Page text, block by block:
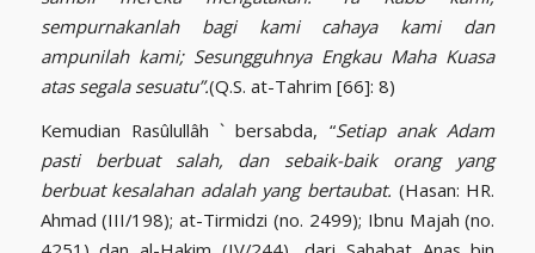
sempurnakanlah bagi kami cahaya kami dan
ampunilah kami; Sesungguhnya Engkau Maha Kuasa
atas segala sesuatu”.(Q.S. at-Tahrim [66]: 8)
Kemudian Rasûlullâh ` bersabda, “Setiap anak Adam
pasti berbuat salah, dan sebaik-baik orang yang
berbuat kesalahan adalah yang bertaubat. (Hasan: HR.
Ahmad (III/198); at-Tirmidzi (no. 2499); Ibnu Majah (no.